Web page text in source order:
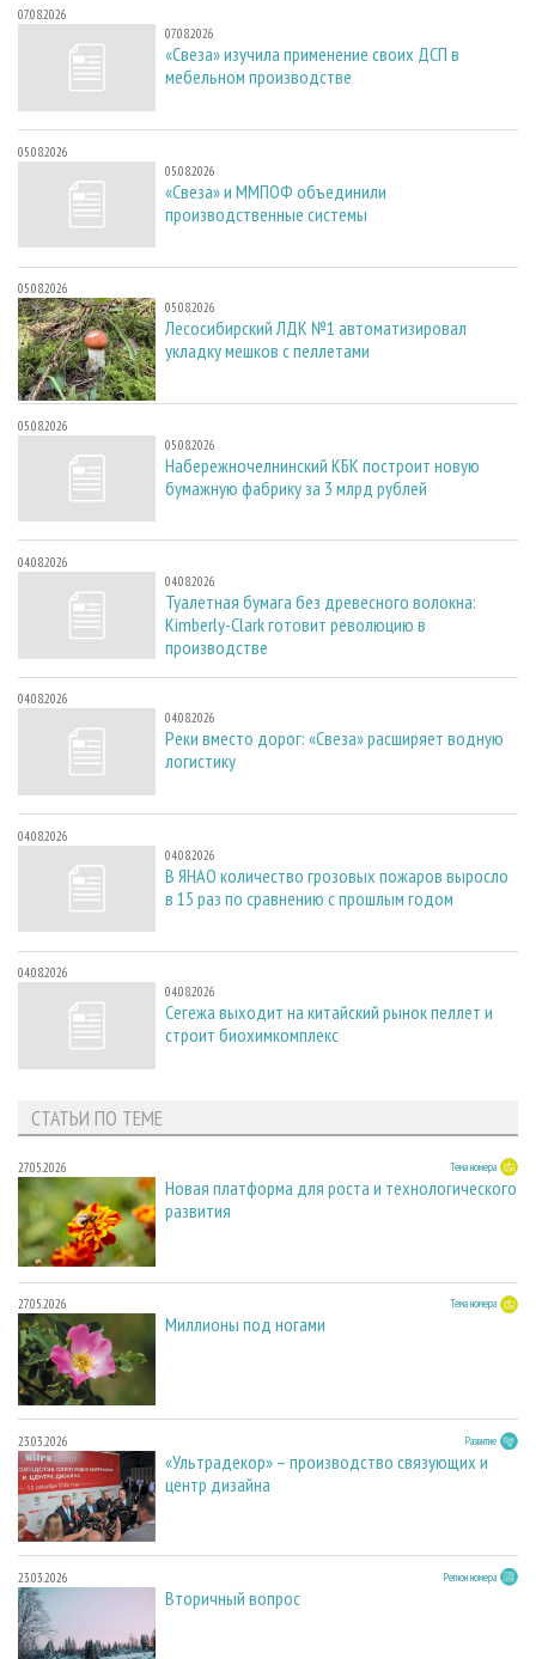
07.08.2026
07.08.2026
«Свеза» изучила применение своих ДСП в
мебельном производстве
05.08.2026
05.08.2026
«Свеза» и ММПОФ объединили
производственные системы
05.08.2026
05.08.2026
Лесосибирский ЛДК №1 автоматизировал
укладку мешков с пеллетами
05.08.2026
05.08.2026
Набережночелнинский КБК построит новую
бумажную фабрику за 3 млрд рублей
04.08.2026
04.08.2026
Туалетная бумага без древесного волокна:
Kimberly-Clark готовит революцию в
производстве
04.08.2026
04.08.2026
Реки вместо дорог: «Свеза» расширяет водную
логистику
04.08.2026
04.08.2026
В ЯНАО количество грозовых пожаров выросло
в 15 раз по сравнению с прошлым годом
04.08.2026
04.08.2026
Сегежа выходит на китайский рынок пеллет и
строит биохимкомплекс
СТАТЬИ ПО ТЕМЕ
27.05.2026 Тема номера
Новая платформа для роста и технологического
развития
27.05.2026 Тема номера
Миллионы под ногами
23.03.2026 Развитие
«Ультрадекор» – производство связующих и
центр дизайна
23.03.2026 Регион номера
Вторичный вопрос